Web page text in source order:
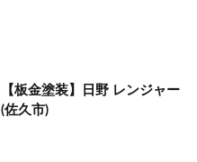
【板金塗装】日野 レンジャー
(佐久市)